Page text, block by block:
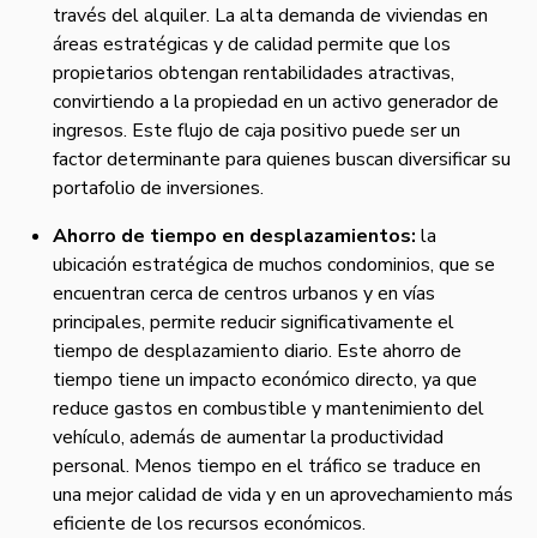
través del alquiler. La alta demanda de viviendas en
áreas estratégicas y de calidad permite que los
propietarios obtengan rentabilidades atractivas,
convirtiendo a la propiedad en un activo generador de
ingresos. Este flujo de caja positivo puede ser un
factor determinante para quienes buscan diversificar su
portafolio de inversiones.
Ahorro de tiempo en desplazamientos: la
ubicación estratégica de muchos condominios, que se
encuentran cerca de centros urbanos y en vías
principales, permite reducir significativamente el
tiempo de desplazamiento diario. Este ahorro de
tiempo tiene un impacto económico directo, ya que
reduce gastos en combustible y mantenimiento del
vehículo, además de aumentar la productividad
personal. Menos tiempo en el tráfico se traduce en
una mejor calidad de vida y en un aprovechamiento más
eficiente de los recursos económicos.